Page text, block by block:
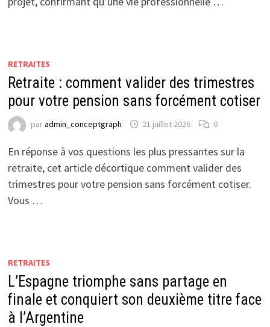
RETRAITES
Retraite : comment valider des trimestres
pour votre pension sans forcément cotiser
paradmin_conceptgraph 21 juillet 2026 0
En réponse à vos questions les plus pressantes sur la
retraite, cet article décortique comment valider des
trimestres pour votre pension sans forcément cotiser.
Vous …
RETRAITES
L’Espagne triomphe sans partage en
finale et conquiert son deuxième titre face
à l’Argentine